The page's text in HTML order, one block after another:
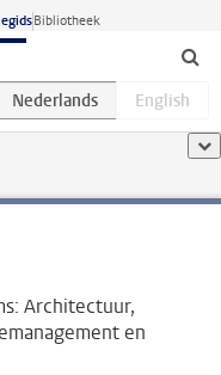
Bibliotheek
Architectuur,
en